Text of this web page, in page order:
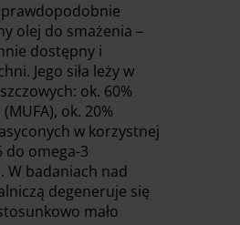
olej do smażenia –
dostępny i
Jego siła leży w
ok. 60%
ok. 20%
w korzystnej
omega-3
W badaniach nad
degeneruje się
mało